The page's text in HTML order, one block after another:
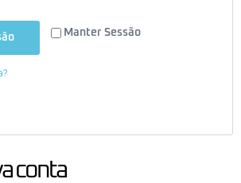
Manter Sessão
conta